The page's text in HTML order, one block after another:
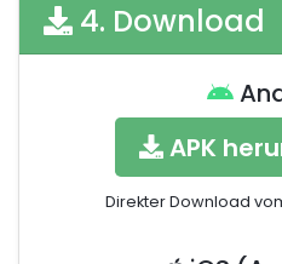
4. Download
APK
Direkter Download